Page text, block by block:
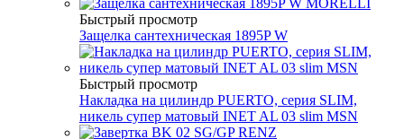
Быстрый просмотр
Защелка сантехническая 1895P W
Быстрый просмотр
Накладка на цилиндр PUERTO, серия SLIM,
никель супер матовый INET AL 03 slim MSN